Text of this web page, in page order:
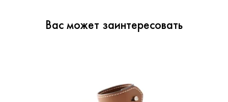
Вас может заинтересовать